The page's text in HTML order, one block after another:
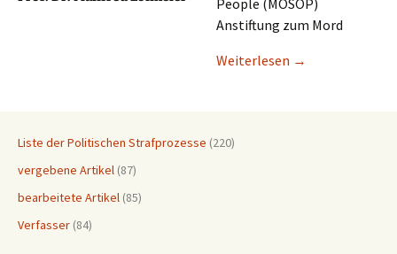
People (MOSOP)
Anstif­tung zum Mord
Weiter­le­sen →
Liste der Politischen Strafprozesse (220)
vergebene Artikel (87)
bearbeitete Artikel (85)
Verfasser (84)